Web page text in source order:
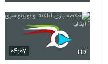
۰۴:۰۷ HD